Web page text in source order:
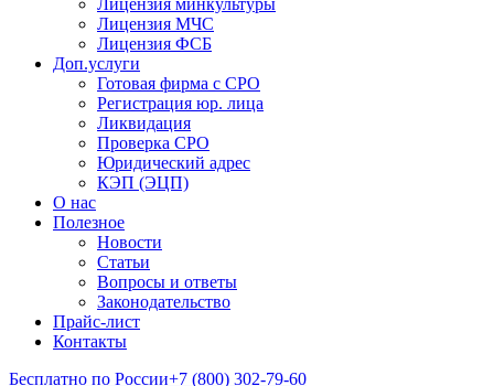
Лицензия минкультуры
Лицензия МЧС
Лицензия ФСБ
Доп.услуги
Готовая фирма с СРО
Регистрация юр. лица
Ликвидация
Проверка СРО
Юридический адрес
КЭП (ЭЦП)
О нас
Полезное
Новости
Статьи
Вопросы и ответы
Законодательство
Прайс-лист
Контакты
Бесплатно по России+7 (800) 302-79-60